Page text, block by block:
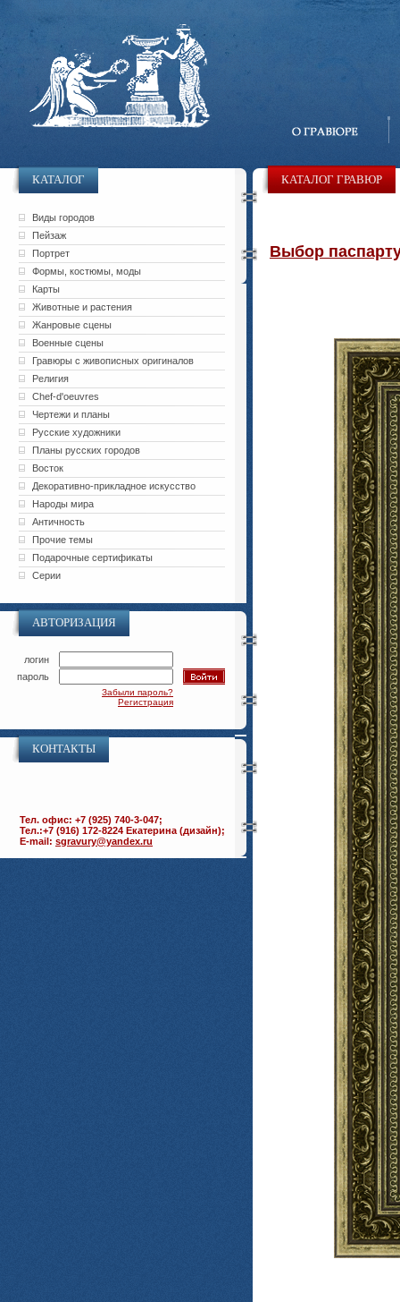
КАТАЛОГ
Виды городов
Пейзаж
Портрет
Формы, костюмы, моды
Карты
Животные и растения
Жанровые сцены
Военные сцены
Гравюры с живописных оригиналов
Религия
Chef-d'oeuvres
Чертежи и планы
Русские художники
Планы русских городов
Восток
Декоративно-прикладное искусство
Народы мира
Античность
Прочие темы
Подарочные сертификаты
Серии
АВТОРИЗАЦИЯ
логин
пароль
Забыли пароль?
Регистрация
КОНТАКТЫ
Тел. офис: +7 (925) 740-3-047;
Тел.:+7 (916) 172-8224 Екатерина (дизайн);
E-mail: sgravury@yandex.ru
КАТАЛОГ ГРАВЮР
Выбор